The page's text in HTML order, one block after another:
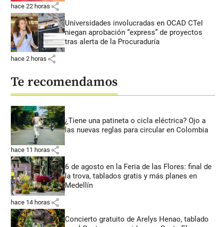
hace 22 horas share
Universidades involucradas en OCAD CTeI
niegan aprobación “express” de proyectos
tras alerta de la Procuraduría
hace 2 horas share
Te recomendamos
¿Tiene una patineta o cicla eléctrica? Ojo a
las nuevas reglas para circular en Colombia
hace 11 horas share
6 de agosto en la Feria de las Flores: final de
la trova, tablados gratis y más planes en
Medellín
hace 14 horas share
Concierto gratuito de Arelys Henao, tablado